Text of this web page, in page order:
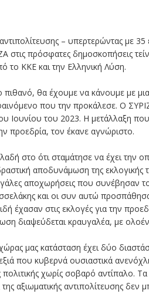
– υπερτερώντας με
στις πρόσφατες δημοσκοπήσεις
το ΚΚΕ και την Ελληνική Λύση.
πιθανό, θα έχουμε να κάνουμε με
που την προκάλεσε. Ο
Ιουνίου του 2023. Η μετάλλαξη
προεδρία, τον έκανε αγνώριστο.
στο ότι σταμάτησε να έχει την
αποδυνάμωση της εκλογικής
αποχωρήσεις που συνέβησαν
και οι συν αυτώ
έχασαν στις εκλογές για την
διαψεύδεται κραυγαλέα, με
μας κατάσταση έχει δύο
που κυβερνά ουσιαστικά
χωρίς σοβαρό αντίπαλο.
αξιωματικής αντιπολίτευσης δεν